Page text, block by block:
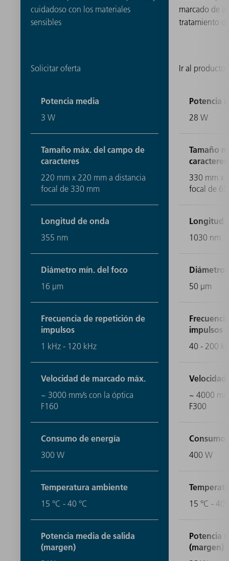
cuidadoso con los materiales
sensibles
Solicitar oferta
Potencia media
3 W
Tamaño máx. del campo de
caracteres
220 mm x 220 mm a distancia
focal de 330 mm
Longitud de onda
355 nm
Diámetro mín. del foco
16 μm
Frecuencia de repetición de
impulsos
1 kHz - 120 kHz
Velocidad de marcado máx.
~ 3000 mm/s con la óptica
F160
Consumo de energía
300 W
Temperatura ambiente
15 °C - 40 °C
Potencia media de salida
(margen)
marcado de
tratamiento
Ir al producto
Potencia
28 W
Tamaño
caracteres
330 mm x
focal de
Longitud
1030 nm
Diámetro
50 μm
impulsos
40 - 200
Velocidad
~ 4000
F300
Consumo
400 W
15 °C - 40
Potencia
(margen)